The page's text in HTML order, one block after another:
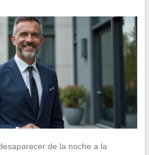
de la noche a la